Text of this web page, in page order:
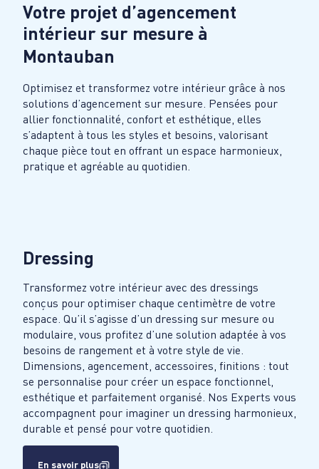
Votre projet d’agencement
intérieur sur mesure à
Montauban
Optimisez et transformez votre intérieur grâce à nos
solutions d’agencement sur mesure. Pensées pour
allier fonctionnalité, confort et esthétique, elles
s’adaptent à tous les styles et besoins, valorisant
chaque pièce tout en offrant un espace harmonieux,
pratique et agréable au quotidien.
Dressing
Transformez votre intérieur avec des dressings
conçus pour optimiser chaque centimètre de votre
espace. Qu’il s’agisse d’un dressing sur mesure ou
modulaire, vous profitez d’une solution adaptée à vos
besoins de rangement et à votre style de vie.
Dimensions, agencement, accessoires, finitions : tout
se personnalise pour créer un espace fonctionnel,
esthétique et parfaitement organisé. Nos Experts vous
accompagnent pour imaginer un dressing harmonieux,
durable et pensé pour votre quotidien.
En savoir plus